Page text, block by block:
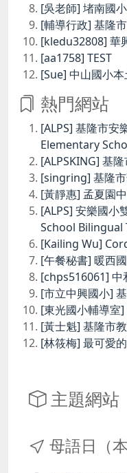
[吳老師] 堵南國
[輔導行政] 基隆
[kledu32808] 華
[aa1758] TEST
[Sue] 中山國小
熱門網站
[ALPS] 基隆市
Elementary
[ALPSKING] 基
[singring] 基隆
[黃靜惠] 孟夏園
[ALPS] 安樂國
School
[Kailing Wu]
[午餐秘書] 暖西
[chps516061] 中
[市立中興國小]
[東光國小輔導室
[黃士魁] 基隆市
[林筱梅] 最可愛
主題網站
母語日（